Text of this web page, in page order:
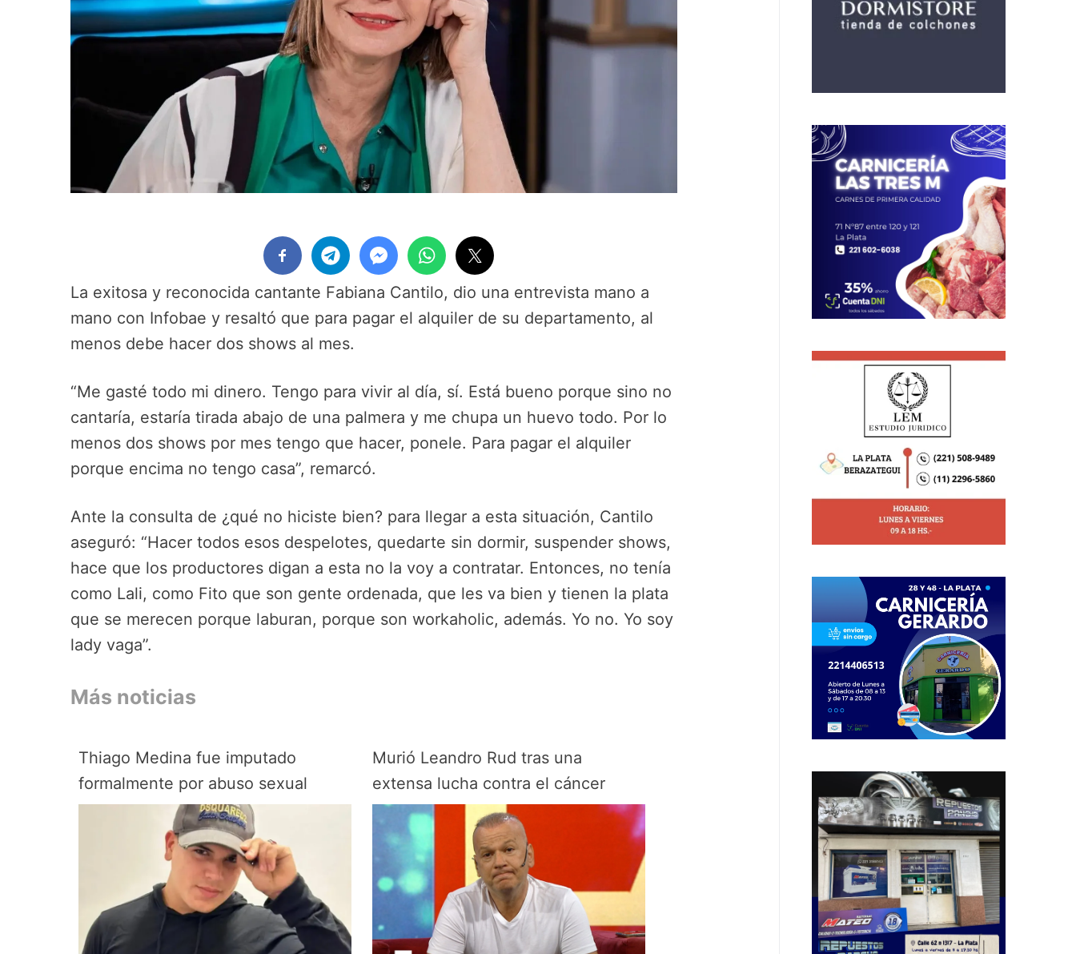
La exitosa y reconocida cantante Fabiana Cantilo, dio una entrevista mano a
mano con Infobae y resaltó que para pagar el alquiler de su departamento, al
menos debe hacer dos shows al mes.
“Me gasté todo mi dinero. Tengo para vivir al día, sí. Está bueno porque sino no
cantaría, estaría tirada abajo de una palmera y me chupa un huevo todo. Por lo
menos dos shows por mes tengo que hacer, ponele. Para pagar el alquiler
porque encima no tengo casa”, remarcó.
Ante la consulta de ¿qué no hiciste bien? para llegar a esta situación, Cantilo
aseguró: “Hacer todos esos despelotes, quedarte sin dormir, suspender shows,
hace que los productores digan a esta no la voy a contratar. Entonces, no tenía
como Lali, como Fito que son gente ordenada, que les va bien y tienen la plata
que se merecen porque laburan, porque son workaholic, además. Yo no. Yo soy
lady vaga”.
Más noticias
Thiago Medina fue imputado
formalmente por abuso sexual
Murió Leandro Rud tras una
extensa lucha contra el cáncer